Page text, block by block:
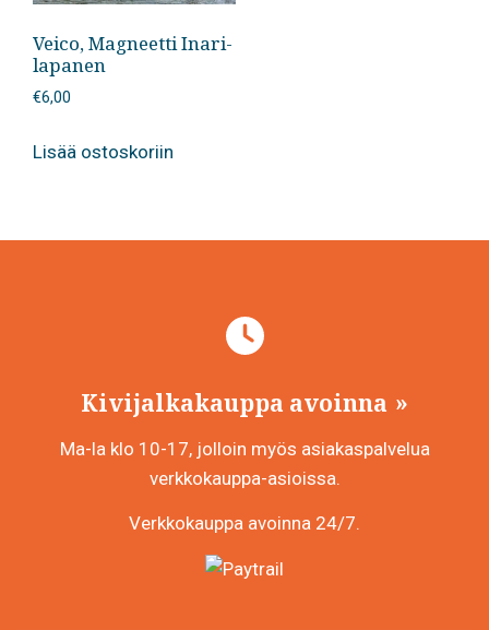
Veico, Magneetti Inari-
lapanen
€6,00
Lisää ostoskoriin
Kivijalkakauppa avoinna
Ma-la klo 10-17, jolloin myös asiakaspalvelua
verkkokauppa-asioissa.
Verkkokauppa avoinna 24/7.